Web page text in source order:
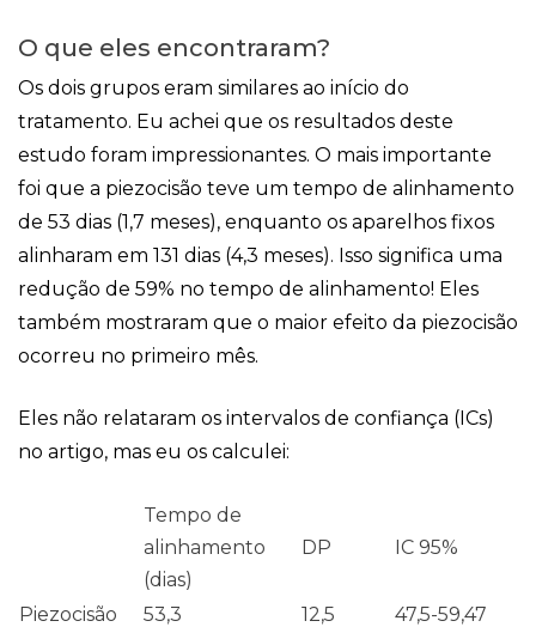
O que eles encontraram?
Os dois grupos eram similares ao início do
tratamento. Eu achei que os resultados deste
estudo foram impressionantes. O mais importante
foi que a piezocisão teve um tempo de alinhamento
de 53 dias (1,7 meses), enquanto os aparelhos fixos
alinharam em 131 dias (4,3 meses). Isso significa uma
redução de 59% no tempo de alinhamento! Eles
também mostraram que o maior efeito da piezocisão
ocorreu no primeiro mês.
Eles não relataram os intervalos de confiança (ICs)
no artigo, mas eu os calculei:
Tempo de
alinhamento
(dias)
DP IC 95%
Piezocisão 53,3 12,5
47,5-59,47